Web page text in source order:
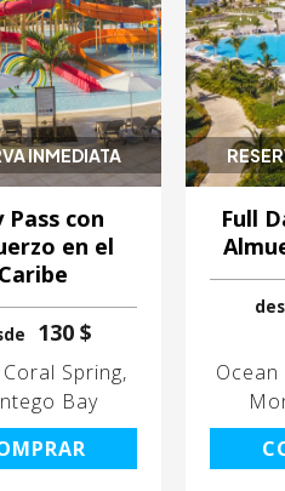
INMEDIATA
Pass con
en el
Caribe
130 $
Spring
Bay
Full